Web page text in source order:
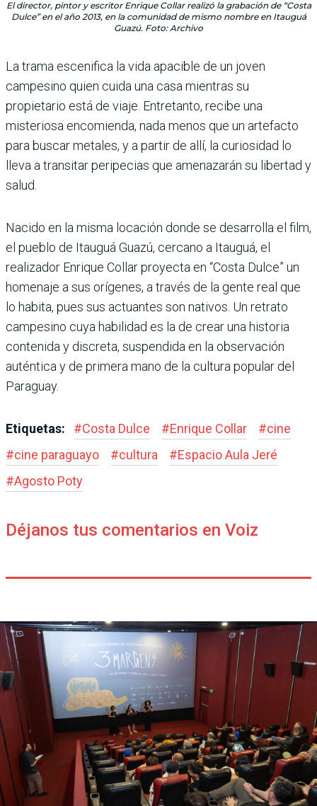
El director, pintor y escritor Enrique Collar realizó la grabación de “Costa
Dulce” en el año 2013, en la comunidad de mismo nombre en Itauguá
Guazú. Foto: Archivo
La trama escenifica la vida apacible de un joven
campesino quien cuida una casa mientras su
propietario está de viaje. Entretanto, recibe una
misteriosa encomienda, nada menos que un artefacto
para buscar metales, y a partir de allí, la curiosidad lo
lleva a transitar peripecias que amenazarán su libertad y
salud.
Nacido en la misma locación donde se desarrolla el film,
el pueblo de Itauguá Guazú, cercano a Itauguá, el
realizador Enrique Collar proyecta en “Costa Dulce” un
homenaje a sus orígenes, a través de la gente real que
lo habita, pues sus actuantes son nativos. Un retrato
campesino cuya habilidad es la de crear una historia
contenida y discreta, suspendida en la observación
auténtica y de primera mano de la cultura popular del
Paraguay.
Etiquetas: #Costa Dulce #Enrique Collar #cine
#cine paraguayo #cultura #Espacio Aula Jeré
#Agosto Poty
Déjanos tus comentarios en Voiz